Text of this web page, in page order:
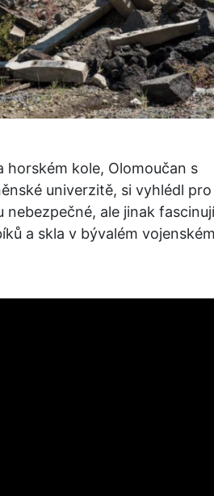
horském kole, Olomoučan s
univerzitě, si vyhlédl
ale jinak
a skla v bývalém